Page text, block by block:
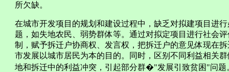
所欠缺。
在城市开发项目的规划和建设过程中，缺乏对拟建项目进
题，如失地农民、弱势群体等。通过对拟定项目进行社会
制，赋予拆迁户协商权、发言权，把拆迁户的意见体现在
市发展以城市居民为本的目的。同时，区别不同利益相关
地和拆迁中的利益冲突，引起部分群�"发展引致贫困"问